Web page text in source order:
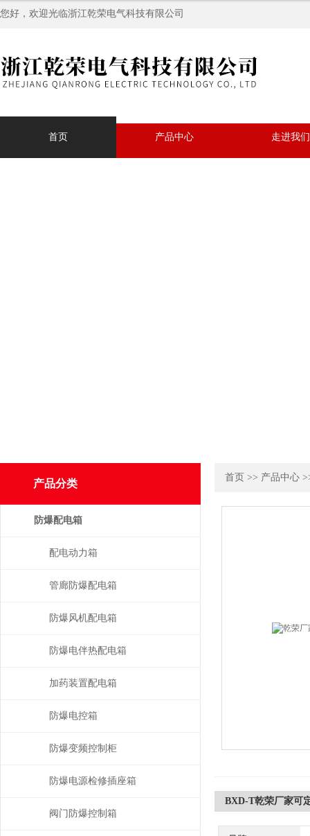
您好，欢迎光临浙江乾荣电气科技有限公司
首页 产品中心 走进我们
首页 >> 产品中心
BXD-T乾荣厂家可
产品分类
防爆配电箱
配电动力箱
管廊防爆配电箱
防爆风机配电箱
防爆电伴热配电箱
加药装置配电箱
防爆电控箱
防爆变频控制柜
防爆电源检修插座箱
阀门防爆控制箱